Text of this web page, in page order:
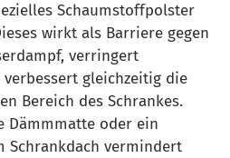
Schaumstoffpolster
wirkt als Barriere gegen
verringert
gleichzeitig die
Bereich des Schrankes.
Dämmmatte oder ein
Schrankdach vermindert